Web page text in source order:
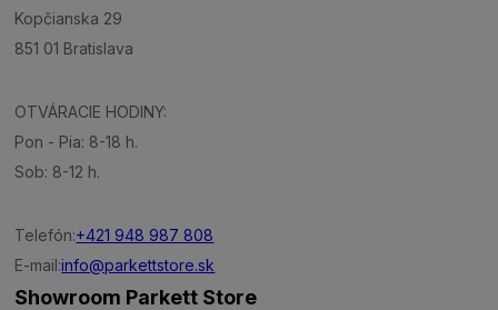
Kopčianska 29
851 01 Bratislava
OTVÁRACIE HODINY:
Pon - Pia: 8-18 h.
Sob: 8-12 h.
Telefón:+421 948 987 808
E-mail:info@parkettstore.sk
Showroom Parkett Store